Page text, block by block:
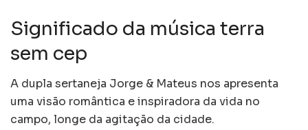
Significado da música terra
sem cep
A dupla sertaneja Jorge & Mateus nos apresenta
uma visão romântica e inspiradora da vida no
campo, longe da agitação da cidade.